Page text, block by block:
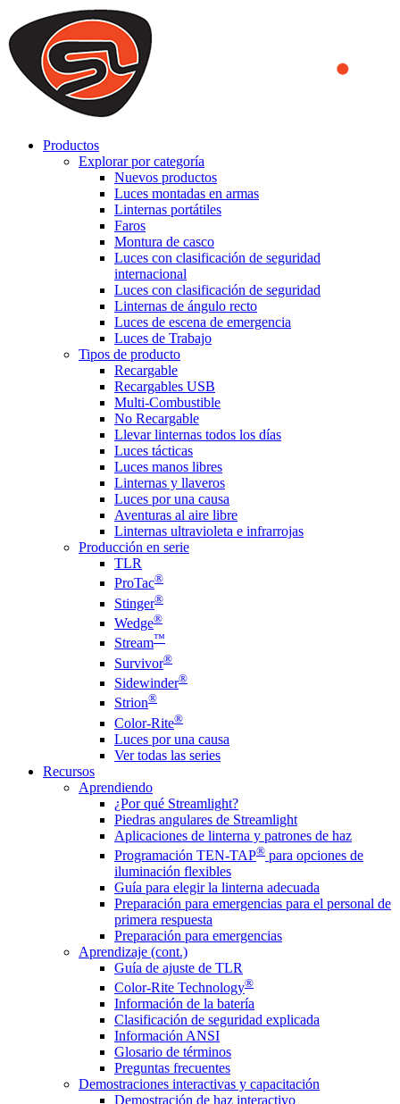
We use cookies to ensure that we provide you the best experience
on our website. By continuing to browse this website, you accept
that cookies are used to help us analyze how the website is used and
to offer you a better experience. To learn more or to find out how
you can disable cookies, you can access our
Productos
Explorar por categoría
Nuevos productos
Luces montadas en armas
Linternas portátiles
Faros
Montura de casco
Luces con clasificación de seguridad
internacional
Luces con clasificación de seguridad
Linternas de ángulo recto
Luces de escena de emergencia
Luces de Trabajo
Tipos de producto
Recargable
Recargables USB
Multi-Combustible
No Recargable
Llevar linternas todos los días
Luces tácticas
Luces manos libres
Linternas y llaveros
Luces por una causa
Aventuras al aire libre
Linternas ultravioleta e infrarrojas
Producción en serie
TLR
ProTac®
Stinger®
Wedge®
Stream™
Survivor®
Sidewinder®
Strion®
Color-Rite®
Luces por una causa
Ver todas las series
Recursos
Aprendiendo
¿Por qué Streamlight?
Piedras angulares de Streamlight
Aplicaciones de linterna y patrones de haz
Programación TEN-TAP® para opciones de
iluminación flexibles
Guía para elegir la linterna adecuada
Preparación para emergencias para el personal de
primera respuesta
Preparación para emergencias
Aprendizaje (cont.)
Guía de ajuste de TLR
Color-Rite Technology®
Información de la batería
Clasificación de seguridad explicada
Información ANSI
Glosario de términos
Preguntas frecuentes
Demostraciones interactivas y capacitación
Demostración de haz interactivo